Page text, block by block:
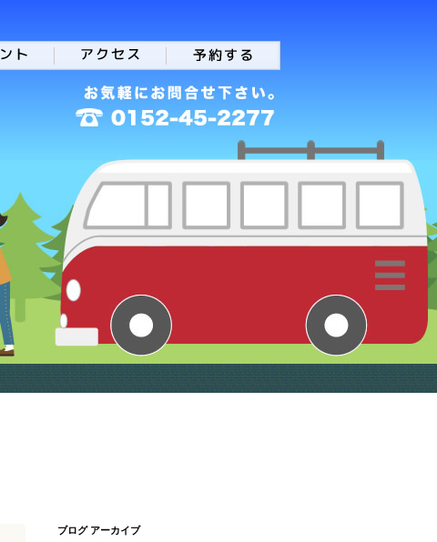
ブログ アーカイブ